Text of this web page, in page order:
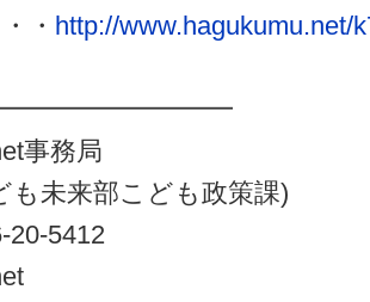
・ http://www.hagukumu.net/
事務局
も未来部こども政策課)
20-5412